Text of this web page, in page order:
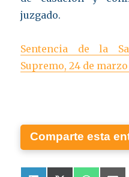
juzgado.
Sentencia de la
Supremo, 24 de marzo
Comparte esta